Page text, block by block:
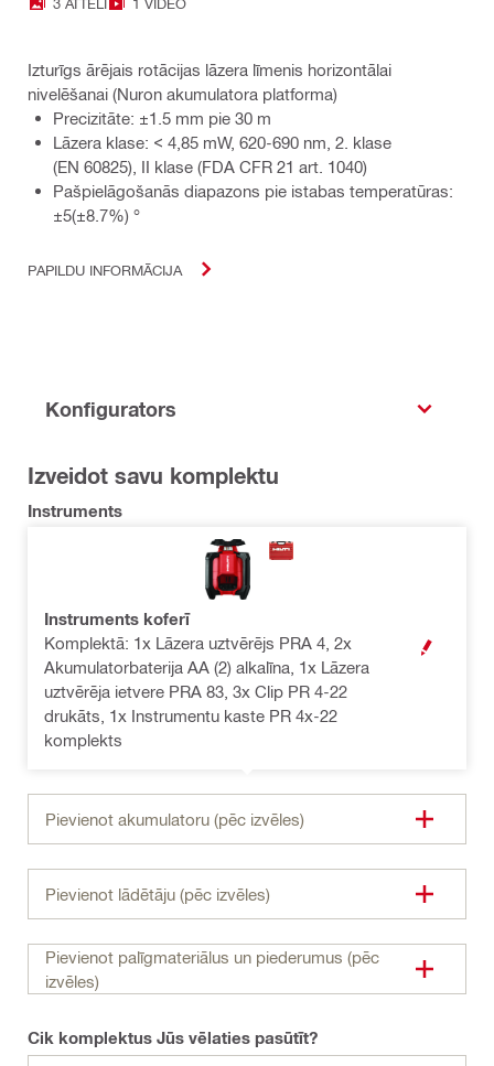
Izturīgs ārējais rotācijas lāzera līmenis horizontālai
nivelēšanai (Nuron akumulatora platforma)
Precizitāte: ±1.5 mm pie 30 m
Lāzera klase: < 4,85 mW, 620-690 nm, 2. klase
(EN 60825), II klase (FDA CFR 21 art. 1040)
Pašpielāgošanās diapazons pie istabas temperatūras:
±5(±8.7%) °
PAPILDU INFORMĀCIJA
Konfigurators
Izveidot savu komplektu
Instruments
Instruments koferī
Komplektā: 1x Lāzera uztvērējs PRA 4, 2x
Akumulatorbaterija AA (2) alkalīna, 1x Lāzera
uztvērēja ietvere PRA 83, 3x Clip PR 4-22
drukāts, 1x Instrumentu kaste PR 4x-22
komplekts
ATVĒRT
Pievienot akumulatoru (pēc izvēles)
Pievienot lādētāju (pēc izvēles)
Pievienot palīgmateriālus un piederumus (pēc
izvēles)
Cik komplektus Jūs vēlaties pasūtīt?